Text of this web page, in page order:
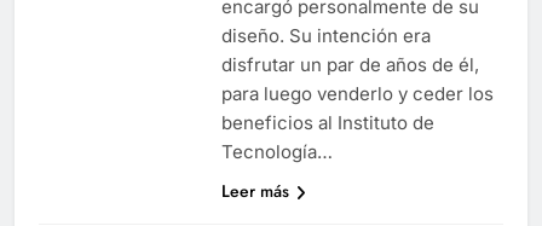
encargó personalmente de su
diseño. Su intención era
disfrutar un par de años de él,
para luego venderlo y ceder los
beneficios al Instituto de
Tecnología…
Leer más